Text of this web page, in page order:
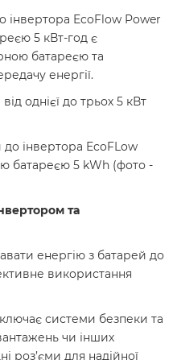
інвертора EcoFlow Power
5 кВт-год є
батареєю та
енергії.
однієї до трьох 5 кВт
та
енергію з батарей до
використання
системи безпеки та
чи інших
роз’єми для надійної